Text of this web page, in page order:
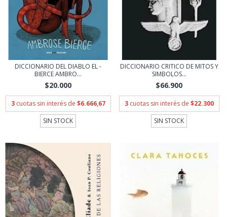
DICCIONARIO DEL DIABLO EL -
BIERCE AMBRO...
$20.000
3 cuotas sin interés de $6.666,67
SIN STOCK
DICCIONARIO CRITICO DE MITOS Y
SIMBOLOS...
$66.900
3 cuotas sin interés de $22.300
SIN STOCK